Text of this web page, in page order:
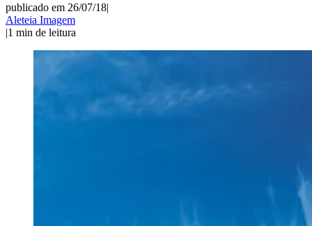
publicado em 26/07/18|
Aleteia Imagem
|1 min de leitura